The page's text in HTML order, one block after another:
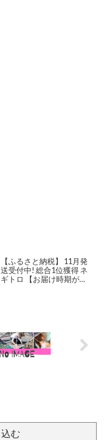
【ふるさと納税】 11月発
送受付中! 総合1位獲得 ネ
ギトロ 【お届け時期が選
グ 焼津 年内発送 2026年発
送 焼津市 ロシアン佐藤
a10-598 a12-198
む